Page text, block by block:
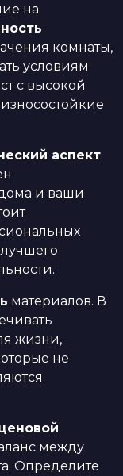
на
комнаты,
условиям
с высокой
аспект.
и ваши
материалов. В
жизни,
не
между
Определите